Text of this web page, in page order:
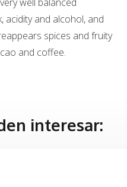
acidity and alcohol, and
spices and fruity
and coffee.
interesar: